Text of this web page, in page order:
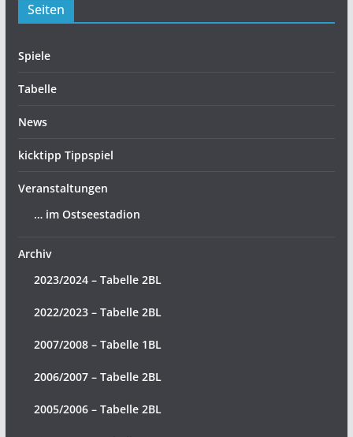
Seiten
Spiele
Tabelle
News
kicktipp Tippspiel
Veranstaltungen
… im Ostseestadion
Archiv
2023/2024 – Tabelle 2BL
2022/2023 – Tabelle 2BL
2007/2008 – Tabelle 1BL
2006/2007 – Tabelle 2BL
2005/2006 – Tabelle 2BL